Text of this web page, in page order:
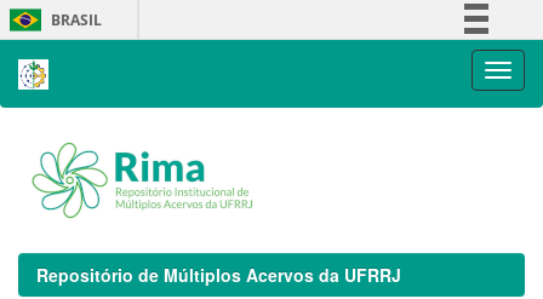
Skip
navigation
BRASIL
Repositório de Múltiplos Acervos da UFRRJ